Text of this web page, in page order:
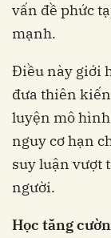
vấn đề phức
mạnh.
Điều này giới
đưa thiên
luyện mô
nguy cơ hạn
suy luận vượt
người.
Học tăng